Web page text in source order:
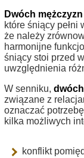
Dwóch mężczyzn
które śniący pełni
że należy
harmonijne
śniący stoi przed
uwzględnienia
W senniku,
związane z
oznaczać
kilka możliwych
konflikt